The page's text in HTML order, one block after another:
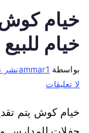
خيام
بواسطة ammar1نشر
لا تعليقات
خيام كوش يتم